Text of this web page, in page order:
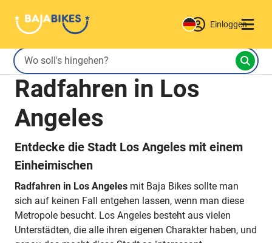
Einloggen
Radfahren in Los
Angeles
Entdecke die Stadt Los Angeles mit einem
Einheimischen
Radfahren in Los Angeles mit Baja Bikes sollte man
sich auf keinen Fall entgehen lassen, wenn man diese
Metropole besucht. Los Angeles besteht aus vielen
Unterstädten, die alle ihren eigenen Charakter haben, und